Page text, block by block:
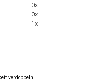
0x
0x
1x
verdoppeln